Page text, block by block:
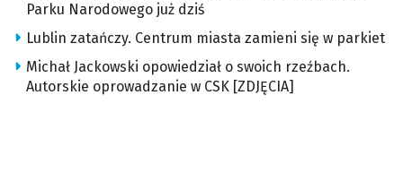
Parku Narodowego już dziś
Lublin zatańczy. Centrum miasta zamieni się w parkiet
Michał Jackowski opowiedział o swoich rzeźbach.
Autorskie oprowadzanie w CSK [ZDJĘCIA]